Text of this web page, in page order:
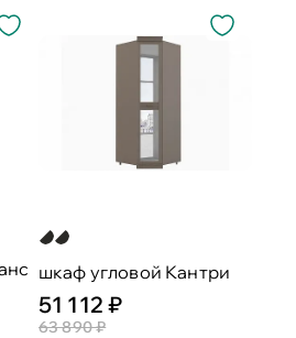
шкаф угловой Кантри
51 112 ₽
63 890 ₽